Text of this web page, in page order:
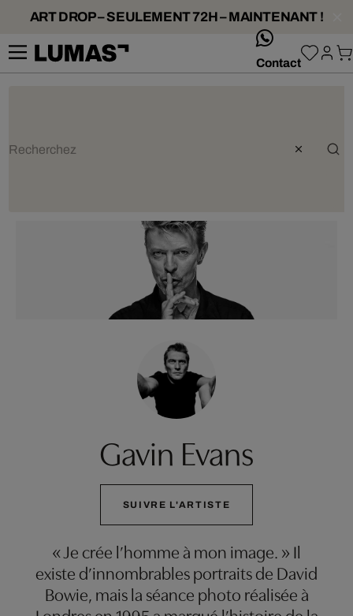
ART DROP – SEULEMENT 72H – MAINTENANT !
Contact
Gavin Evans
SUIVRE L'ARTISTE
« Je crée l’homme à mon image. » Il
existe d’innombrables portraits de David
Bowie, mais la séance photo réalisée à